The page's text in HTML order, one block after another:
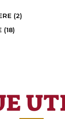
(2)
(18)